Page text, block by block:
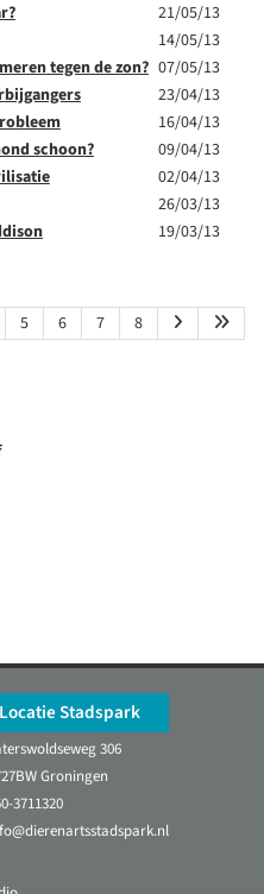
21/05/13
14/05/13
tegen de zon? 07/05/13
23/04/13
16/04/13
schoon?
09/04/13
02/04/13
26/03/13
19/03/13
5 6 7 8
Locatie Stadspark
306
Groningen
3711320